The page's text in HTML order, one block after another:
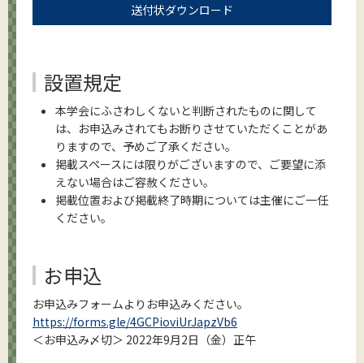
送付状ダウンロード
設置規定
本学会にふさわしくないと判断されたものに関して
は、お申込みされてもお断りさせていただくことがあ
りますので、予めご了承ください。
掲載スペースには限りがございますので、ご要望に添
えない場合はご容赦ください。
掲載位置および掲載終了時期については主催にご一任
ください。
お申込
お申込みフォームよりお申込みください。
https://forms.gle/4GCPioviUrJapzVb6
＜お申込み〆切＞ 2022年9月2日（金）正午